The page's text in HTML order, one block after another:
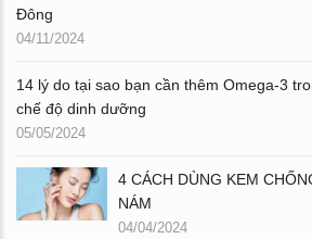
Đông
04/11/2024
14 lý do tại sao bạn cần thêm Omega-3
chế độ dinh dưỡng
05/05/2024
4 CÁCH DÙNG KEM
NÁM
04/04/2024